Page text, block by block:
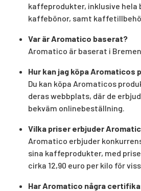
kaffeprodukter, inklusive hela
kaffebönor, samt
Var är Aromatico baserat?
Aromatico är baserat i
Hur kan jag köpa Aromaticos
Du kan köpa Aromaticos
deras webbplats, där de
bekväm onlinebeställning.
Vilka priser erbjuder
Aromatico erbjuder
sina kaffeprodukter, med
cirka 12,90 euro per kilo för
Har Aromatico några